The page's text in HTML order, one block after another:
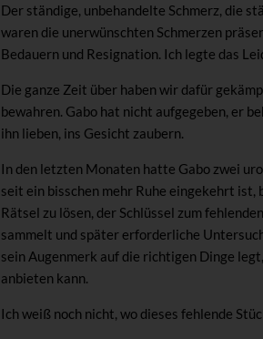
Der ständige, unbehandelte Schmerz, die
waren die unerwünschten Schmerzen
Bedauern und Resignation. Ich legte das
Die ganze Zeit über haben wir dafür
bewahren. Gabo hat nicht aufgegeben, er
ihn lieben, ins Gesicht zaubern.
In den letzten Monaten hatte Gabo zwei
seit ein bisschen mehr Ruhe eingekehrt ist,
Rätsel zu lösen, der Schlüssel zum
sammelt und später erforderliche
sein Augenmerk auf die richtigen Dinge
anbieten kann.
Ich weiß noch nicht, wo dieses fehlende